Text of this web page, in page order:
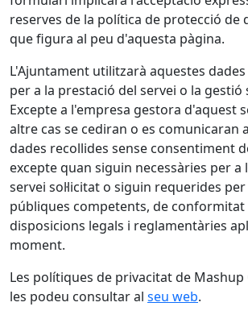
reserves de la política de protecció de
que figura al peu d'aquesta pàgina.
L'Ajuntament utilitzarà aquestes
per a la prestació del servei o la gestió
Excepte a l'empresa gestora d'aquest
altre cas se cediran o es comunicaran
dades recollides sense consentiment
excepte quan siguin necessàries per a
servei sol·licitat o siguin requerides
públiques competents, de conformitat
disposicions legals i reglamentàries
moment.
Les polítiques de privacitat de Mashup
les podeu consultar al seu web.